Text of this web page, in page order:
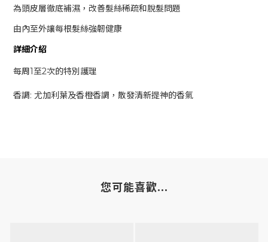
為頭皮層徹底補濕，改善髮絲稀疏和脫髮問題
由內至外讓每根髮絲強韌健康
詳細介紹
每周1至2次的特別護理
香調: 尤加利葉及香橙香調，散發清新提神的香氣
您可能喜歡...